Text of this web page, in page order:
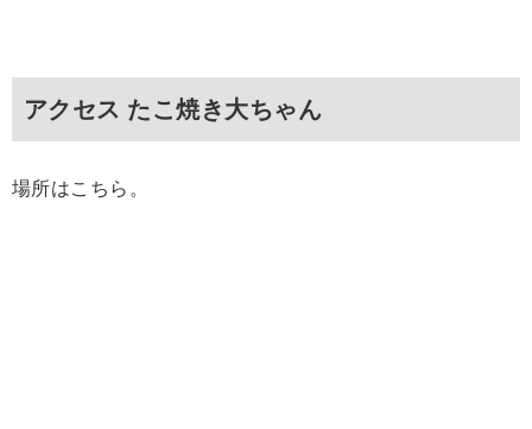
アクセス たこ焼き大ちゃん
場所はこちら。